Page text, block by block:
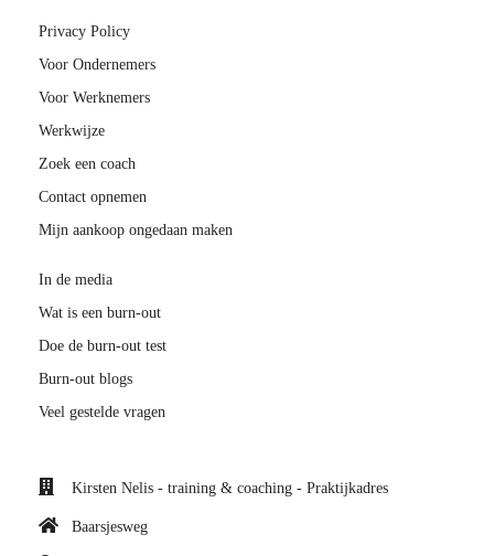
Privacy Policy
Voor Ondernemers
Voor Werknemers
Werkwijze
Zoek een coach
Contact opnemen
Mijn aankoop ongedaan maken
In de media
Wat is een burn-out
Doe de burn-out test
Burn-out blogs
Veel gestelde vragen
Kirsten Nelis - training & coaching - Praktijkadres
Baarsjesweg